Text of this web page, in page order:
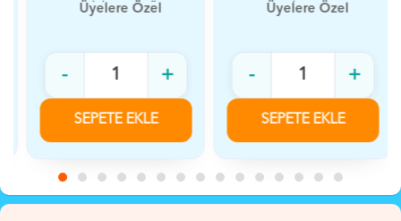
KİŞİLİK AKÜLÜ
Üyelere Özel
+
SEPETE EKLE
SİYAH
Üyelere Özel
+
SEPETE EKLE